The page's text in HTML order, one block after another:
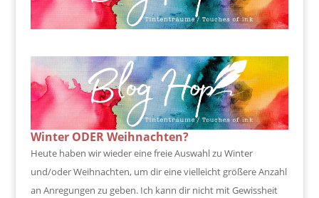
Winter ODER Weihnachten?
Heute haben wir wieder eine freie Auswahl zu Winter
und/oder Weihnachten, um dir eine vielleicht größere Anzahl
an Anregungen zu geben. Ich kann dir nicht mit Gewissheit